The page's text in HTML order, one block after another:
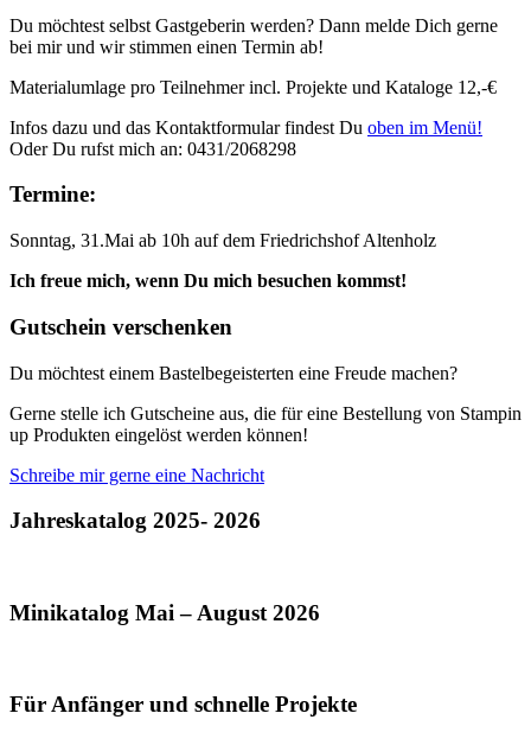
Du möchtest selbst Gastgeberin werden? Dann melde Dich gerne
bei mir und wir stimmen einen Termin ab!
Materialumlage pro Teilnehmer incl. Projekte und Kataloge 12,-€
Infos dazu und das Kontaktformular findest Du oben im Menü!
Oder Du rufst mich an: 0431/2068298
Termine:
Sonntag, 31.Mai ab 10h auf dem Friedrichshof Altenholz
Ich freue mich, wenn Du mich besuchen kommst!
Gutschein verschenken
Du möchtest einem Bastelbegeisterten eine Freude machen?
Gerne stelle ich Gutscheine aus, die für eine Bestellung von Stampin
up Produkten eingelöst werden können!
Schreibe mir gerne eine Nachricht
Jahreskatalog 2025- 2026
Minikatalog Mai – August 2026
Für Anfänger und schnelle Projekte